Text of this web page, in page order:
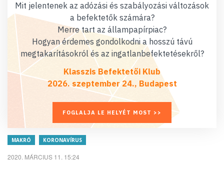
Mit jelentenek az adózási és szabályozási változások
a befektetők számára?
Merre tart az állampapírpiac?
Hogyan érdemes gondolkodni a hosszú távú
megtakarításokról és az ingatlanbefektetésekről?
Klasszis Befektetői Klub
2026. szeptember 24., Budapest
FOGLALJA LE HELYÉT MOST >>
MAKRÓ KORONAVÍRUS
2020. MÁRCIUS 11. 15:24